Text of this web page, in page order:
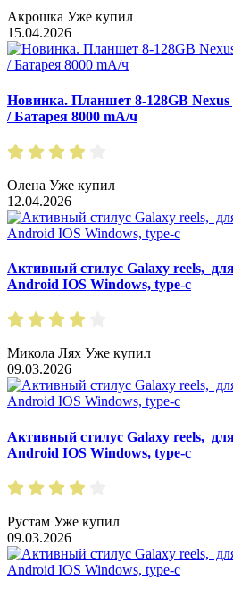
Акрошка Уже купил
15.04.2026
Новинка. Планшет 8-128GB Nexus
/ Батарея 8000 mA/ч
Олена Уже купил
12.04.2026
Активный стилус Galaxy reels,
Android IOS Windows, type-c
Микола Лях Уже купил
09.03.2026
Активный стилус Galaxy reels,
Android IOS Windows, type-c
Рустам Уже купил
09.03.2026